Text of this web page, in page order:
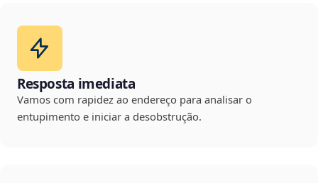
Resposta imediata
Vamos com rapidez ao endereço para analisar o
entupimento e iniciar a desobstrução.